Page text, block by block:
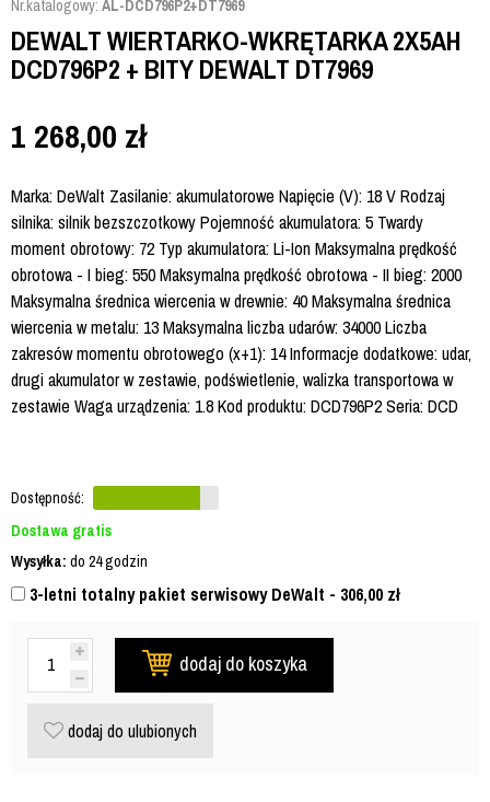
Nr.katalogowy: AL-DCD796P2+DT7969
DEWALT WIERTARKO-WKRĘTARKA 2X5AH
DCD796P2 + BITY DEWALT DT7969
1 268,00 zł
Marka: DeWalt Zasilanie: akumulatorowe Napięcie (V): 18 V Rodzaj
silnika: silnik bezszczotkowy Pojemność akumulatora: 5 Twardy
moment obrotowy: 72 Typ akumulatora: Li-Ion Maksymalna prędkość
obrotowa - I bieg: 550 Maksymalna prędkość obrotowa - II bieg: 2000
Maksymalna średnica wiercenia w drewnie: 40 Maksymalna średnica
wiercenia w metalu: 13 Maksymalna liczba udarów: 34000 Liczba
zakresów momentu obrotowego (x+1): 14 Informacje dodatkowe: udar,
drugi akumulator w zestawie, podświetlenie, walizka transportowa w
zestawie Waga urządzenia: 1.8 Kod produktu: DCD796P2 Seria: DCD
Dostępność:
Dostawa gratis
Wysyłka: do 24 godzin
3-letni totalny pakiet serwisowy DeWalt - 306,00 zł
dodaj do koszyka
dodaj do ulubionych